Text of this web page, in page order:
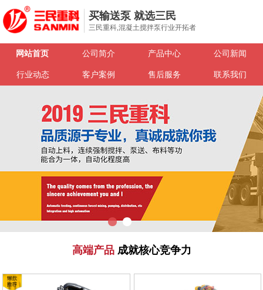
买输送泵 就选三民
三民重科,混凝土搅拌泵行业开拓者
网站首页 公司简介 产品中心 公司新闻
行业动态 客户案例 售后服务 联系我们
高端产品成就核心竞争力